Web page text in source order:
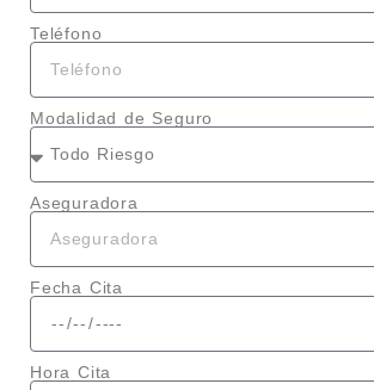
Teléfono
Modalidad de Seguro
Aseguradora
Fecha Cita
Hora Cita